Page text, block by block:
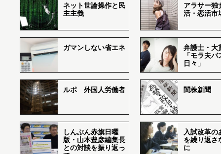
ネット世論操作と民
主主義
アラサー独
活・恋活市
ガマンしない省エネ
弁護士・大
「モラ夫
日々」
ルポ 外国人労働者 闇株新聞
しんぶん赤旗日曜
版・山本豊彦編集長
との対談を振り返っ
入試改革の
を繰り返さ
に